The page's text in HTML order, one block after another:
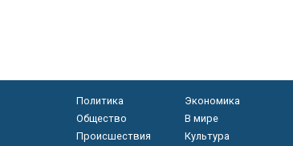
Политика
Экономика
Общество
В мире
Происшествия
Культура